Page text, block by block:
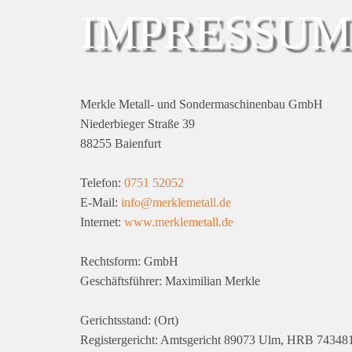
IMPRESSUM
Merkle Metall- und Sondermaschinenbau GmbH
Niederbieger Straße 39
88255 Baienfurt
Telefon: 0751 52052
E-Mail: info@merklemetall.de
Internet: www.merklemetall.de
Rechtsform: GmbH
Geschäftsführer: Maximilian Merkle
Gerichtsstand: (Ort)
Registergericht: Amtsgericht 89073 Ulm, HRB